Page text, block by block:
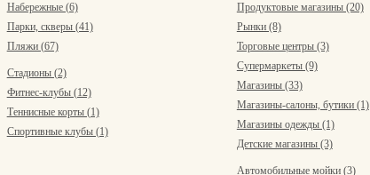
Набережные (6)
Парки, скверы (41)
Пляжи (67)
Стадионы (2)
Фитнес-клубы (12)
Теннисные корты (1)
Спортивные клубы (1)
Продуктовые магазины (20)
Рынки (8)
Торговые центры (3)
Супермаркеты (9)
Магазины (33)
Магазины-салоны, бутики (1)
Магазины одежды (1)
Детские магазины (3)
Автомобильные мойки (3)